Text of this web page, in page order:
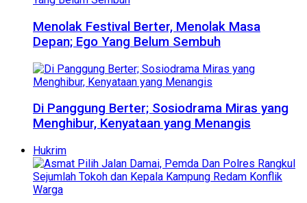
Menolak Festival Berter, Menolak Masa
Depan; Ego Yang Belum Sembuh
Di Panggung Berter; Sosiodrama Miras yang
Menghibur, Kenyataan yang Menangis
Hukrim